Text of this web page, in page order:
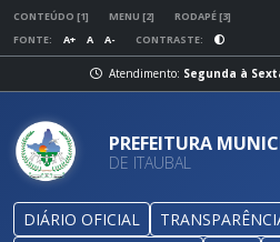
CONTEÚDO [1] MENU [2]
RODAPÉ [3]
FONTE:
A+ A A- CONTRASTE:
Atendimento: Segunda à
PREFEITURA
DE ITAUBAL
DIÁRIO OFICIAL